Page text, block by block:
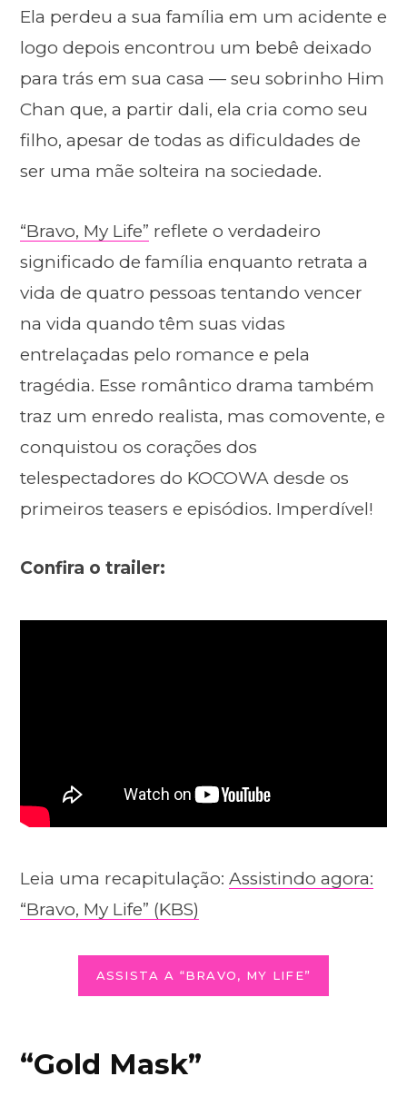
Ela perdeu a sua família em um acidente e
logo depois encontrou um bebê deixado
para trás em sua casa — seu sobrinho Him
Chan que, a partir dali, ela cria como seu
filho, apesar de todas as dificuldades de
ser uma mãe solteira na sociedade.
“Bravo, My Life” reflete o verdadeiro
significado de família enquanto retrata a
vida de quatro pessoas tentando vencer
na vida quando têm suas vidas
entrelaçadas pelo romance e pela
tragédia. Esse romântico drama também
traz um enredo realista, mas comovente, e
conquistou os corações dos
telespectadores do KOCOWA desde os
primeiros teasers e episódios. Imperdível!
Confira o trailer:
Leia uma recapitulação: Assistindo agora:
“Bravo, My Life” (KBS)
ASSISTA A “BRAVO, MY LIFE”
“Gold Mask”